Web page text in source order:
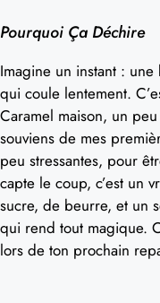
Pourquoi Ça Déchire
Imagine un instant :
qui coule lentement.
Caramel maison, un
souviens de mes
peu stressantes, pour
capte le coup, c’est un
sucre, de beurre, et un
qui rend tout magique.
lors de ton prochain